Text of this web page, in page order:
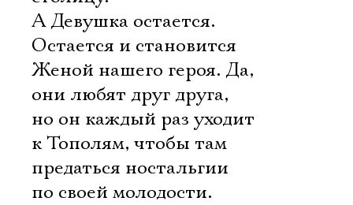
А Девушка остается.
Остается и становится
Женой нашего героя. Да,
они любят друг друга,
но он каждый раз уходит
к Тополям, чтобы там
предаться ностальгии
по своей молодости.